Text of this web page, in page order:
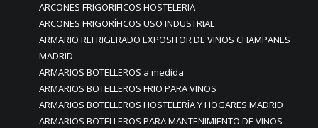
ARCONES FRIGORIFICOS HOSTELERIA
ARCONES FRIGORÍFICOS USO INDUSTRIAL
ARMARIO REFRIGERADO EXPOSITOR DE VINOS CHAMPANES
MADRID
ARMARIOS BOTELLEROS a medida
ARMARIOS BOTELLEROS FRIO PARA VINOS
ARMARIOS BOTELLEROS HOSTELERÍA Y HOGARES MADRID
ARMARIOS BOTELLEROS PARA MANTENIMIENTO DE VINOS